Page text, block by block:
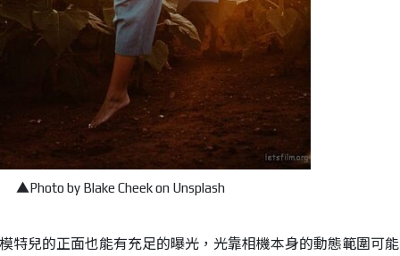
▲Photo by Blake Cheek on Unsplash
特兒的正面也能有充足的曝光，光靠相機本身的動態範圍可能